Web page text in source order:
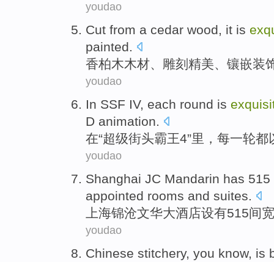
youdao
Cut from a cedar wood, it is
painted.
香柏木木材、雕刻 精美、 镶嵌装
youdao
In SSF IV, each round is
D animation.
在“超级街头霸王4”里， 每一轮都
youdao
Shanghai JC Mandarin has 515
appointed rooms and suites.
上海锦沧文华大酒店设有515间
youdao
Chinese stitchery, you know, is